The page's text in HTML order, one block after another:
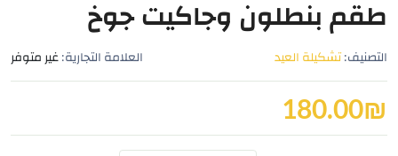
طقم بنطلون وجاكيت جوخ
التصنيف:تشكيلة العيد العلامة التجارية: غير متوفر
180.00₪